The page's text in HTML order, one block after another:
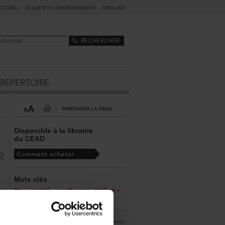
ÉQUIPEETCOORDONNÉES ENGLISH
PARTAGERLAPAGE
Disponibleàlalibrairie
duCEAD
Motsclés
fils-identité-souffrance-théâtre -